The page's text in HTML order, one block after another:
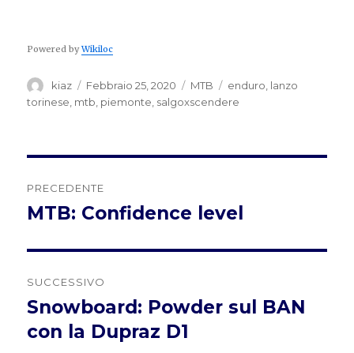
Powered byWikiloc
Autore
kiaz
Pubblicato
il
Febbraio 25, 2020 Categorie
MTB Tag
enduro lanzo
torinese mtb piemonte salgoxscendere
articoli
PRECEDENTE
Articolo
MTB: Confidence level
SUCCESSIVO
Articolo
successivo:
Snowboard: Powder sul BAN
con la Dupraz D1